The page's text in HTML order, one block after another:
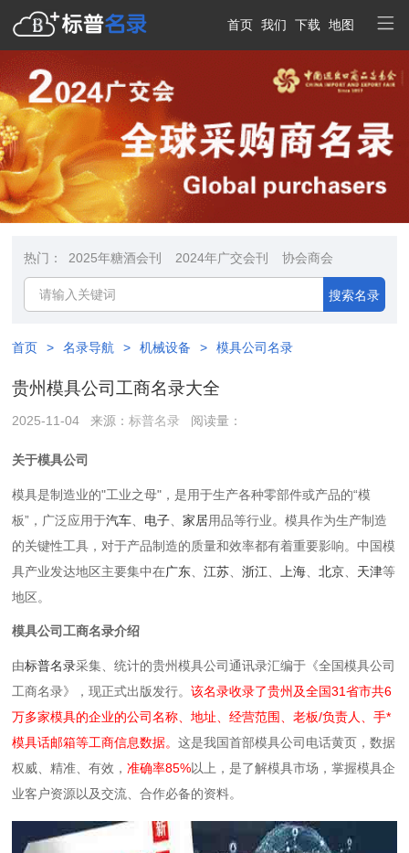
首页 我们 下载 地图
热门： 2025年糖酒会刊 2024年广交会刊 协会商会
搜索名录
首页 > 名录导航 > 机械设备 > 模具公司名录
贵州模具公司工商名录大全
2025-11-04 来源：标普名录 阅读量：
关于模具公司
模具是制造业的"工业之母"，是用于生产各种零部件或产品的“模
板”，广泛应用于汽车 电子 、家居用品等行业。模具作为生产制造
的关键性工具，对于产品制造的质量和效率都有着重要影响。中国模
具产业发达地区主要集中在广东 、江苏 、浙江 上海 、北京 天津等
地区。
模具公司工商名录介绍
由标普名录采集、统计的贵州模具公司通讯录汇编于《全国模具公司
工商名录》，现正式出版发行。该名录收录了贵州及全国31省市共6
万多家模具的企业的公司名称、地址、经营范围、老板/负责人、手*
模具话邮箱等工商信息数据。这是我国首部模具公司电话黄页，数据
权威、精准、有效，准确率85%以上，是了解模具市场，掌握模具企
业客户资源以及交流、合作必备的资料。